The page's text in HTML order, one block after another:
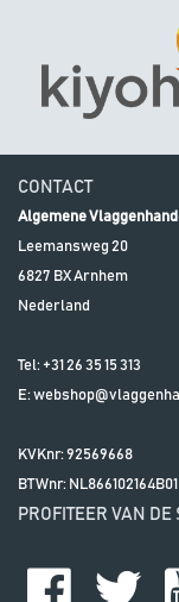
CONTACT
Algemene
Leemansweg 20
6827 BXArnhem
Nederland
Tel: +31 26 35 15 313
E:
KVKnr: 92569668
BTWnr: NL866102164B01
PROFITEER VAN